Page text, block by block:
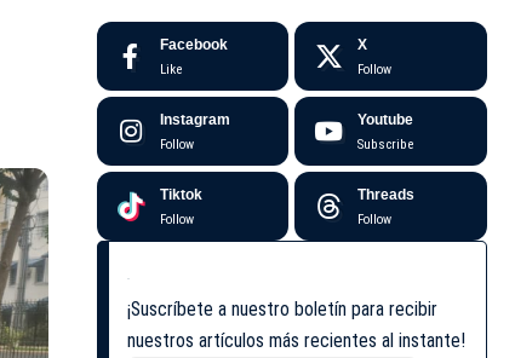
Facebook
Like
X
Follow
Instagram
Follow
Youtube
Subscribe
Tiktok
Follow
Threads
Follow
¡Suscríbete a nuestro boletín para recibir
nuestros artículos más recientes al instante!